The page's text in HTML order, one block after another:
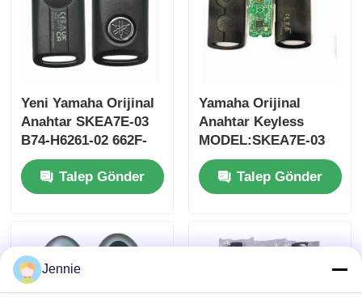
Ana sayfa
Ürünler
Yeni Yamaha Orijinal
Anahtar SKEA7E-03
B74-H6261-02 662F-
SKEA7D03
Talep Gönder
Yamaha Orijinal
Anahtar Keyless
MODEL:SKEA7E-03
Yamaha Akıllı
Uzaktan Kumanda
Anahtarı İçin B74-
Talep Gönder
Jennie